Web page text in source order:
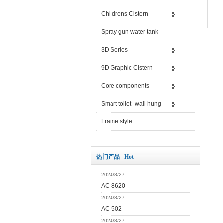
Childrens Cistern
Spray gun water tank
3D Series
9D Graphic Cistern
Core components
Smart toilet -wall hung
Frame style
热门产品 Hot
2024/8/27
AC-8620
2024/8/27
AC-502
2024/8/27